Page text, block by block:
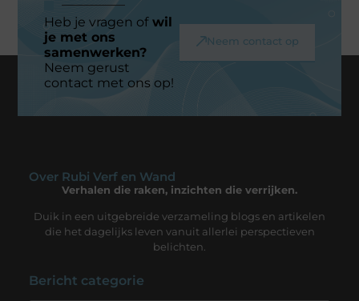
Heb je vragen ofwil
je met ons
samenwerken?
Neem gerust
contact met ons op!
Neem contact op
Over Rubi Verf en Wand
Verhalen die raken, inzichten die verrijken.
Duik in een uitgebreide verzameling blogs en artikelen
die het dagelijks leven vanuit allerlei perspectieven
belichten.
Bericht categorie